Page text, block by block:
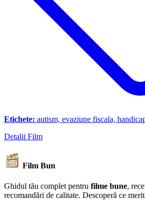
Etichete: autism, evaziune fiscala,
Detalii Film
Film Bun
Ghidul tău complet pentru filme bune,
recomandări de calitate. Descoperă ce